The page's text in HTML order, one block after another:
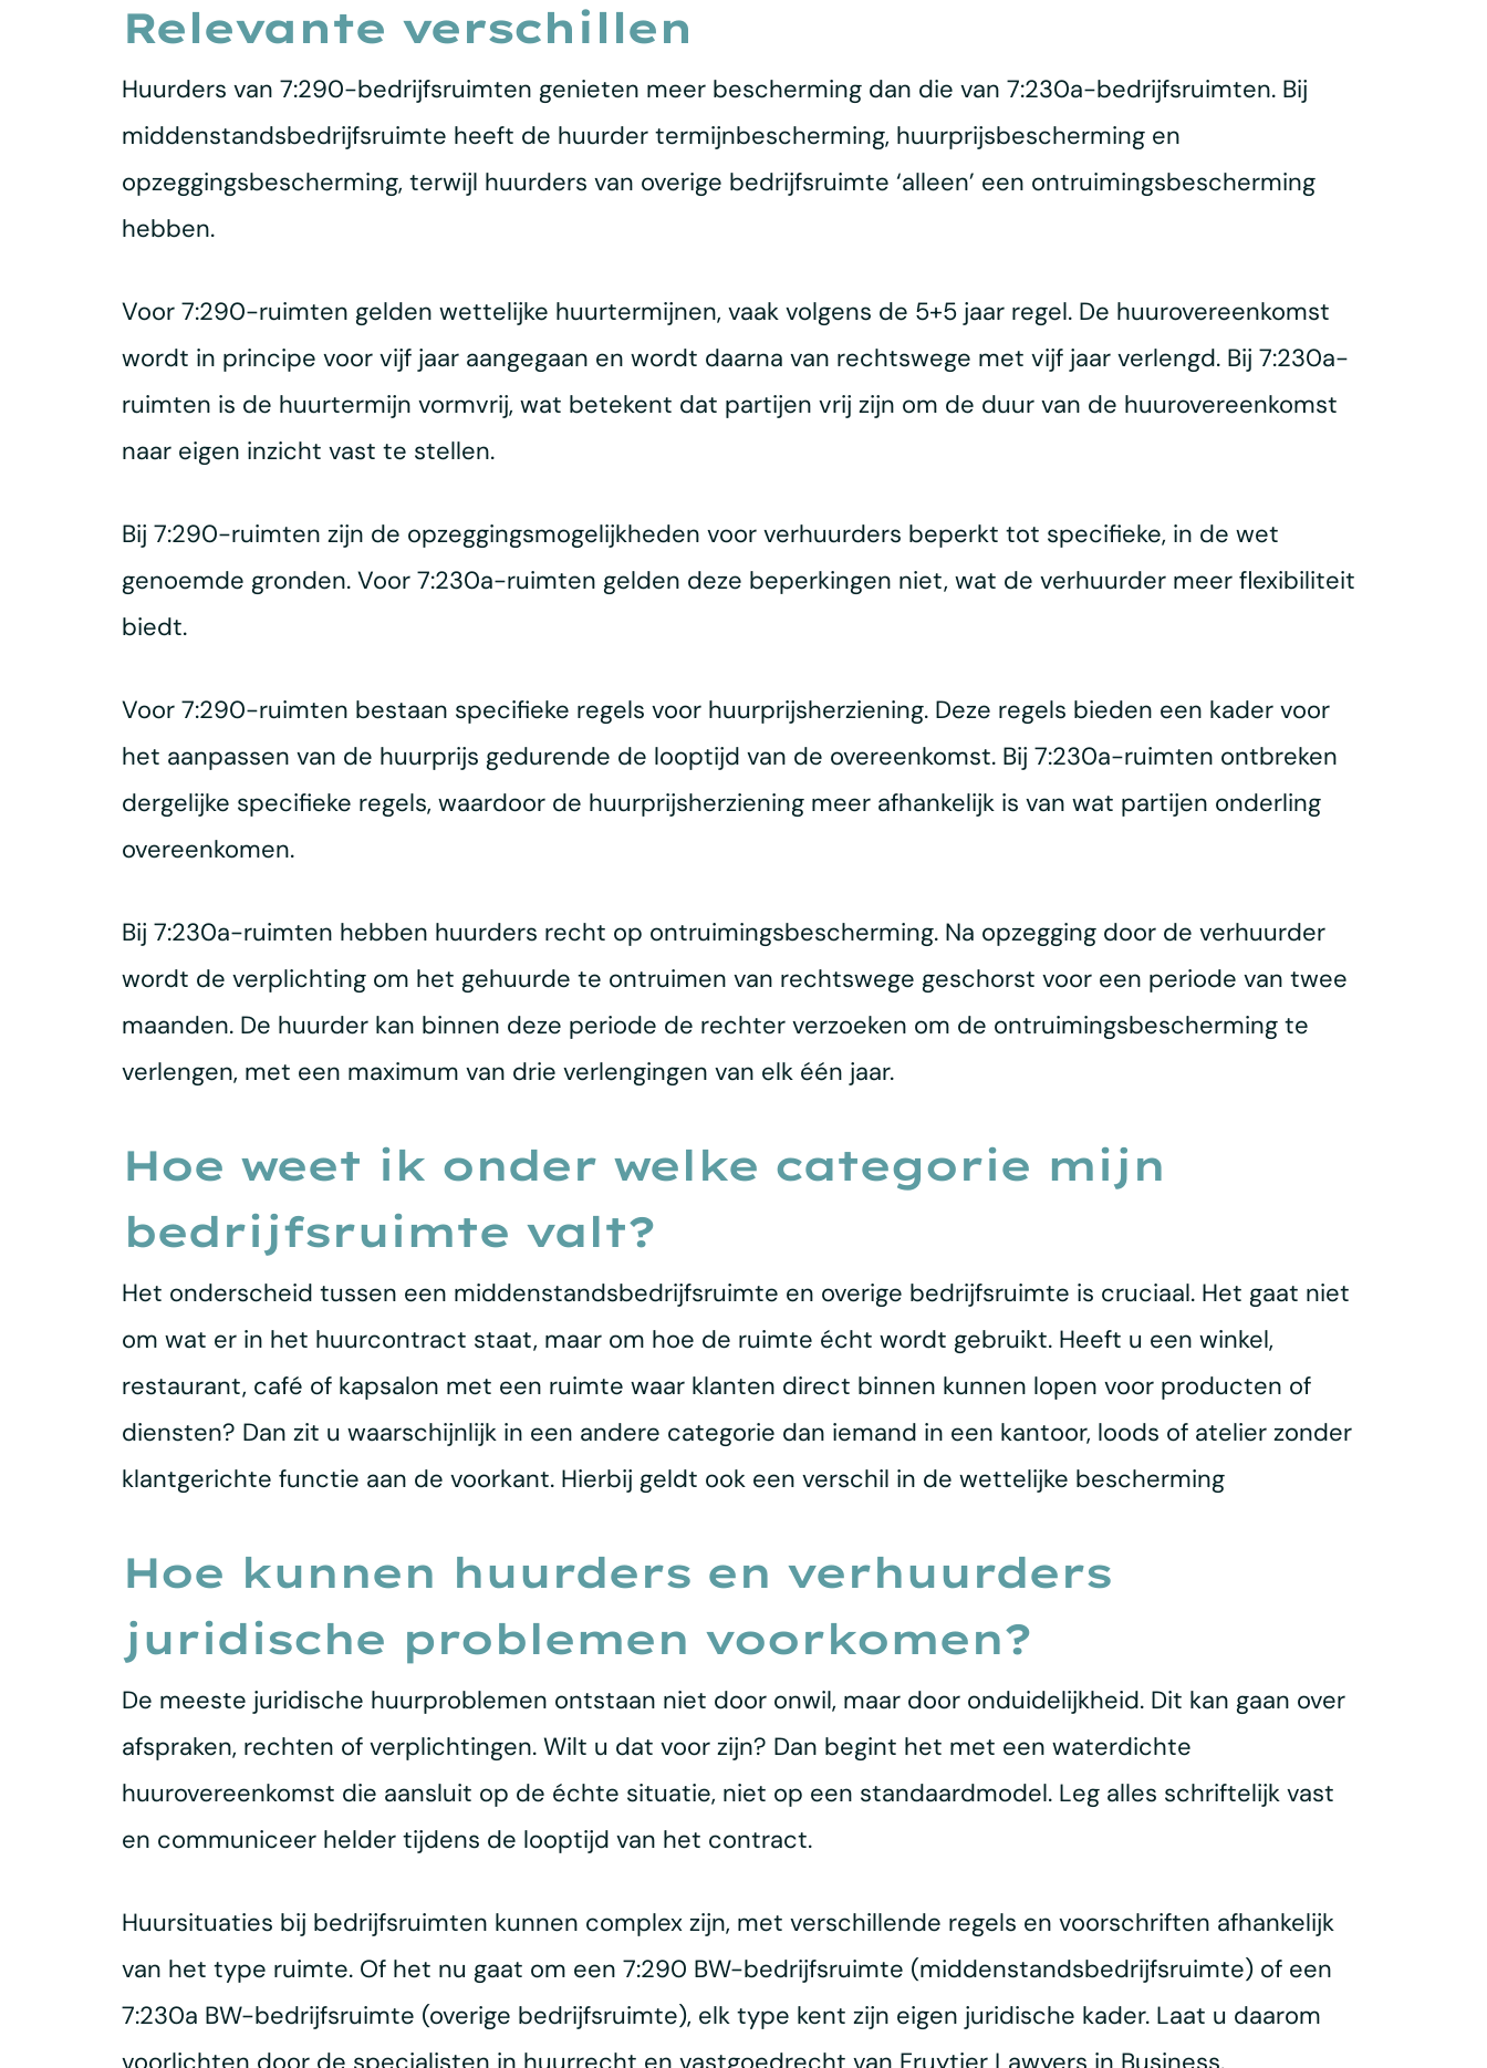
Relevante verschillen
Huurders van 7:290-bedrijfsruimten genieten meer bescherming dan die van 7:230a-bedrijfsruimten. Bij
middenstandsbedrijfsruimte heeft de huurder termijnbescherming, huurprijsbescherming en
opzeggingsbescherming, terwijl huurders van overige bedrijfsruimte ‘alleen’ een ontruimingsbescherming
hebben.
Voor 7:290-ruimten gelden wettelijke huurtermijnen, vaak volgens de 5+5 jaar regel. De huurovereenkomst
wordt in principe voor vijf jaar aangegaan en wordt daarna van rechtswege met vijf jaar verlengd. Bij 7:230a-
ruimten is de huurtermijn vormvrij, wat betekent dat partijen vrij zijn om de duur van de huurovereenkomst
naar eigen inzicht vast te stellen.
Bij 7:290-ruimten zijn de opzeggingsmogelijkheden voor verhuurders beperkt tot specifieke, in de wet
genoemde gronden. Voor 7:230a-ruimten gelden deze beperkingen niet, wat de verhuurder meer flexibiliteit
biedt.
Voor 7:290-ruimten bestaan specifieke regels voor huurprijsherziening. Deze regels bieden een kader voor
het aanpassen van de huurprijs gedurende de looptijd van de overeenkomst. Bij 7:230a-ruimten ontbreken
dergelijke specifieke regels, waardoor de huurprijsherziening meer afhankelijk is van wat partijen onderling
overeenkomen.
Bij 7:230a-ruimten hebben huurders recht op ontruimingsbescherming. Na opzegging door de verhuurder
wordt de verplichting om het gehuurde te ontruimen van rechtswege geschorst voor een periode van twee
maanden. De huurder kan binnen deze periode de rechter verzoeken om de ontruimingsbescherming te
verlengen, met een maximum van drie verlengingen van elk één jaar.
Hoe weet ik onder welke categorie mijn
bedrijfsruimte valt?
Het onderscheid tussen een middenstandsbedrijfsruimte en overige bedrijfsruimte is cruciaal. Het gaat niet
om wat er in het huurcontract staat, maar om hoe de ruimte écht wordt gebruikt. Heeft u een winkel,
restaurant, café of kapsalon met een ruimte waar klanten direct binnen kunnen lopen voor producten of
diensten? Dan zit u waarschijnlijk in een andere categorie dan iemand in een kantoor, loods of atelier zonder
klantgerichte functie aan de voorkant. Hierbij geldt ook een verschil in de wettelijke bescherming
Hoe kunnen huurders en verhuurders
juridische problemen voorkomen?
De meeste juridische huurproblemen ontstaan niet door onwil, maar door onduidelijkheid. Dit kan gaan over
afspraken, rechten of verplichtingen. Wilt u dat voor zijn? Dan begint het met een waterdichte
huurovereenkomst die aansluit op de échte situatie, niet op een standaardmodel. Leg alles schriftelijk vast
en communiceer helder tijdens de looptijd van het contract.
Huursituaties bij bedrijfsruimten kunnen complex zijn, met verschillende regels en voorschriften afhankelijk
van het type ruimte. Of het nu gaat om een 7:290 BW-bedrijfsruimte (middenstandsbedrijfsruimte) of een
7:230a BW-bedrijfsruimte (overige bedrijfsruimte), elk type kent zijn eigen juridische kader. Laat u daarom